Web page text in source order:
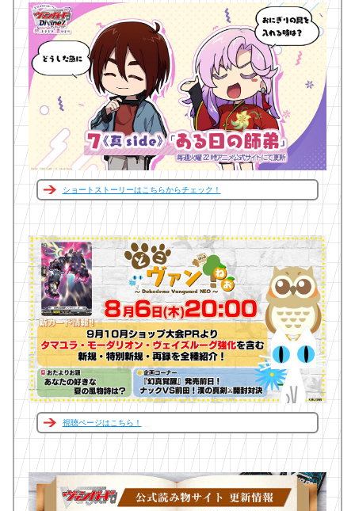
ショートストーリーはこちらからチェック！
視聴ページはこちら！